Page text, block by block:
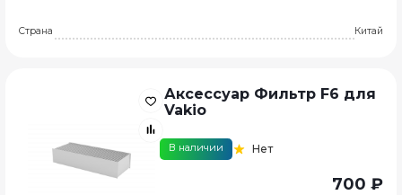
Страна Китай
Аксессуар Фильтр F6 для
Vakio
В наличии Нет
700 ₽